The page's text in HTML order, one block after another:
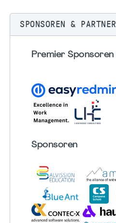
SPONSOREN & PARTNER
Premier Sponsoren
Sponsoren